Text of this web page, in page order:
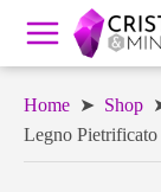
Home ➤ Shop
Legno